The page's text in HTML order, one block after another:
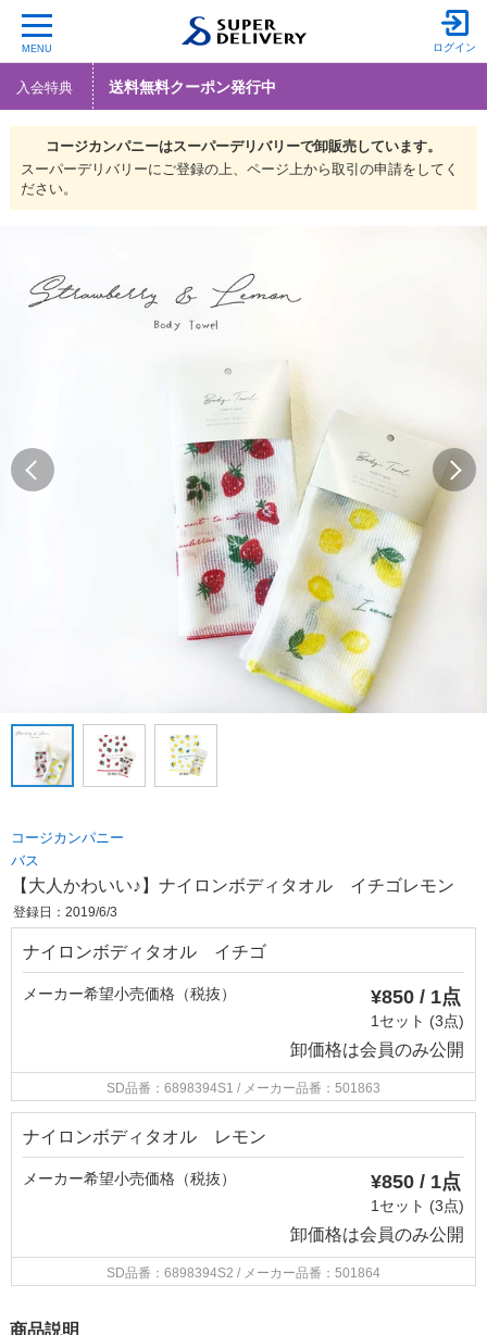
MENU ログイン
入会特典 送料無料クーポン発行中
コージカンパニーはスーパーデリバリーで卸販売しています。
スーパーデリバリーにご登録の上、ページ上から取引の申請をしてく
ださい。
コージカンパニー
バス
【大人かわいい♪】ナイロンボディタオル イチゴレモン
登録日：2019/6/3
ナイロンボディタオル イチゴ
メーカー希望小売価格（税抜） ¥850 / 1点
1セット (3点)
卸価格は会員のみ公開
SD品番：6898394S1 / メーカー品番：501863
ナイロンボディタオル レモン
メーカー希望小売価格（税抜） ¥850 / 1点
1セット (3点)
卸価格は会員のみ公開
SD品番：6898394S2 / メーカー品番：501864
商品説明